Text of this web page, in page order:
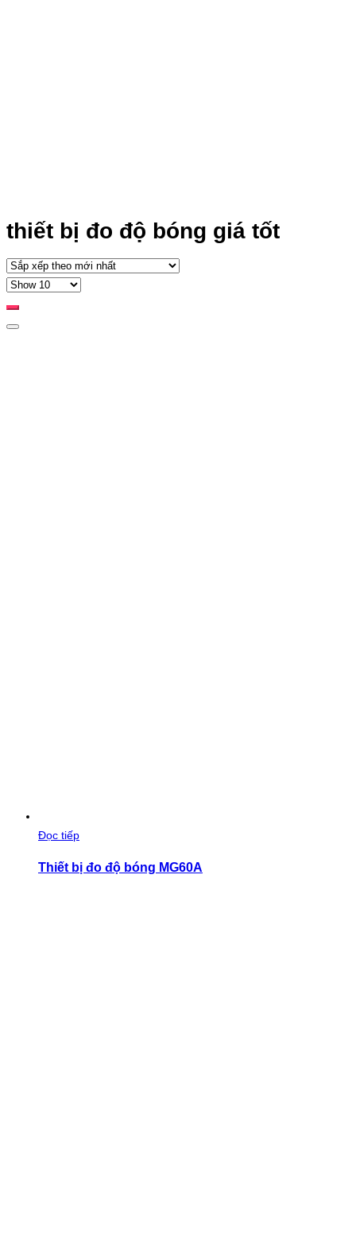
thiết bị đo độ bóng giá tốt
Đọc tiếp
Thiết bị đo độ bóng MG60A